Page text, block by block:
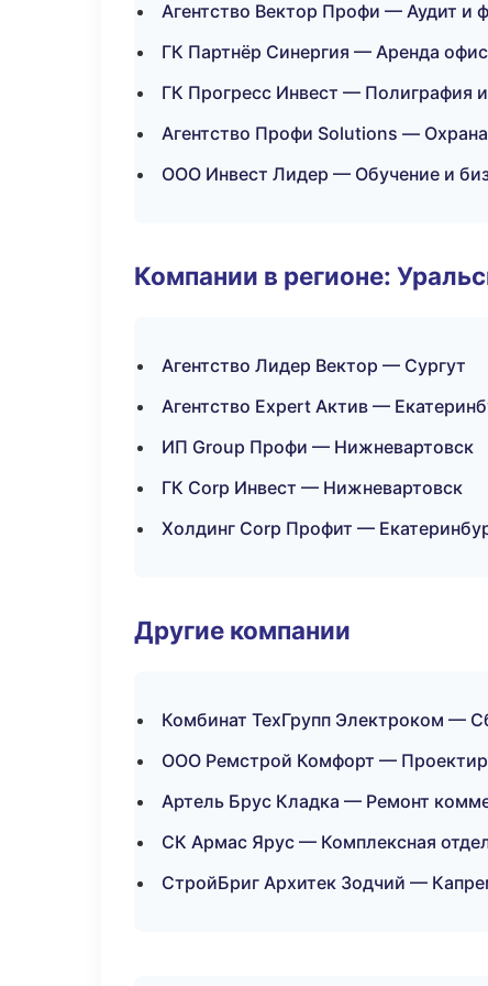
Агентство Вектор Профи — Аудит и
ГК Партнёр Синергия — Аренда
ГК Прогресс Инвест — Полиграфия
Агентство Профи Solutions —
ООО Инвест Лидер — Обучение и
Компании в регионе:
Агентство Лидер Вектор — Сургут
Агентство Expert Актив —
ИП Group Профи — Нижневартовск
ГК Corp Инвест — Нижневартовск
Холдинг Corp Профит —
Другие компании
Комбинат ТехГрупп Электроком —
ООО Ремстрой Комфорт —
Артель Брус Кладка — Ремонт
СК Армас Ярус — Комплексная
СтройБриг Архитек Зодчий —